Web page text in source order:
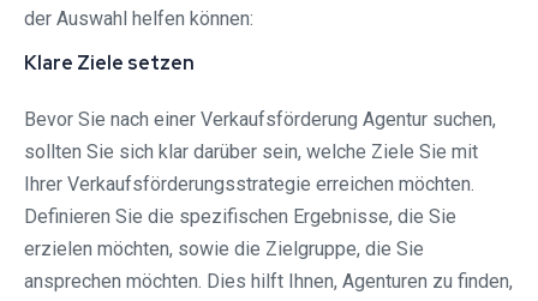
der Auswahl helfen können:
Klare Ziele setzen
Bevor Sie nach einer Verkaufsförderung Agentur suchen,
sollten Sie sich klar darüber sein, welche Ziele Sie mit
Ihrer Verkaufsförderungsstrategie erreichen möchten.
Definieren Sie die spezifischen Ergebnisse, die Sie
erzielen möchten, sowie die Zielgruppe, die Sie
ansprechen möchten. Dies hilft Ihnen, Agenturen zu finden,